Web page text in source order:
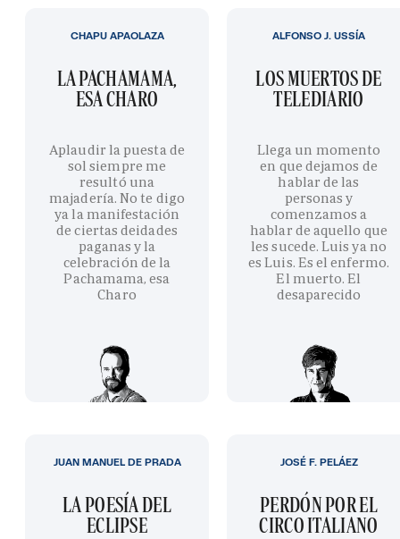
LA PACHAMAMA,
ESA CHARO
Aplaudir la puesta de
sol siempre me
resultó una
majadería. No te digo
ya la manifestación
de ciertas deidades
paganas y la
celebración de la
Pachamama, esa
Charo
CHAPU APAOLAZA
LOS MUERTOS DE
TELEDIARIO
Llega un momento
en que dejamos de
hablar de las
personas y
comenzamos a
hablar de aquello que
les sucede. Luis ya no
es Luis. Es el enfermo.
El muerto. El
desaparecido
ALFONSO J. USSÍA
LA POESÍA DEL
ECLIPSE
JUAN MANUEL DE PRADA
PERDÓN POR EL
CIRCO ITALIANO
JOSÉ F. PELÁEZ